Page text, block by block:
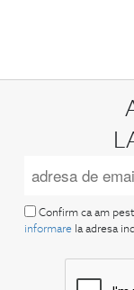
Confirm ca am
informare la adresa